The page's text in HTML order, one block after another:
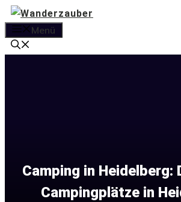
Zum
Inhalt
springen
Menü
Camping in Heidelberg:
Campingplätze in